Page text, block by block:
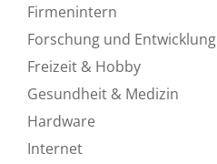
Firmenintern
Forschung und Entwicklung
Freizeit & Hobby
Gesundheit & Medizin
Hardware
Internet